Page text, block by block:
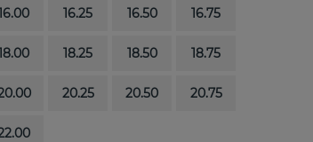
16.25 16.50 16.75
18.25 18.50 18.75
20.25 20.50 20.75